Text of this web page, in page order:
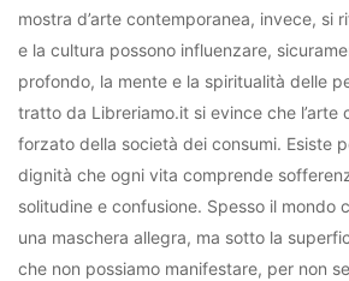
mostra d’arte contemporanea, invece, si
e la cultura possono influenzare,
profondo, la mente e la spiritualità delle
tratto da Libreriamo.it si evince che l’arte
forzato della società dei consumi. Esiste
dignità che ogni vita comprende
solitudine e confusione. Spesso il mondo
una maschera allegra, ma sotto la
che non possiamo manifestare, per non